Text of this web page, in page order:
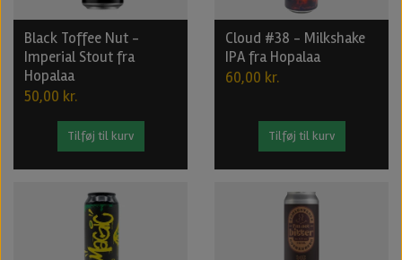
Black Toffee Nut -
Imperial Stout fra
Hopalaa
50,00 kr.
Tilføj til kurv
Cloud #38 - Milkshake
IPA fra Hopalaa
60,00 kr.
Tilføj til kurv